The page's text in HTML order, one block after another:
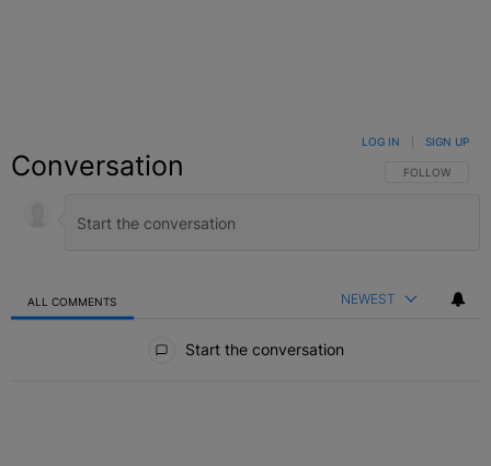
Conversation FOLLOW THIS
FOLLOW
LOG IN SIGN UP
ALL COMMENTS NEWEST
Start the conversation